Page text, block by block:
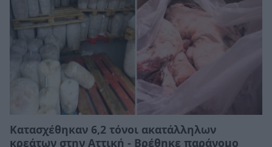
Κατασχέθηκαν 6,2 τόνοι ακατάλληλων
κρεάτων στην Αττική - Βρέθηκε παράνομο